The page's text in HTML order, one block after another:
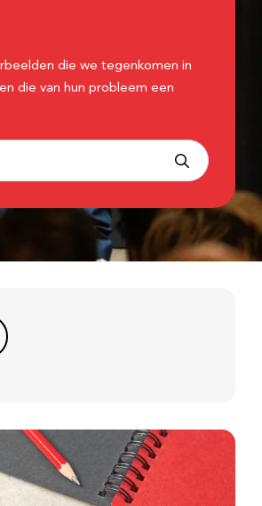
die we tegenkomen in
die van hun probleem een